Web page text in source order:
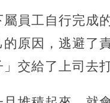
員工自行完成
原因，逃避了
交給了上司去打